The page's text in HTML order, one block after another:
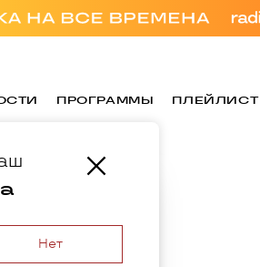
Нет
ПРОГРАММЫ ПЛЕЙЛИСТ
с